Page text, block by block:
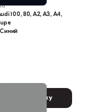
100, 80, A2, A3, A4,
Синий
Выбрать краску